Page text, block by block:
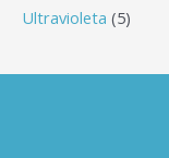
Ultravioleta 5